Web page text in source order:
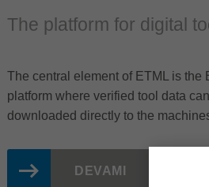
The platform for digital
The central element of ETML is the
platform where verified tool data
downloaded directly to the
DEVAMI